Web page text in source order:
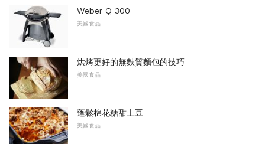
Weber Q 300
美國食品
烘烤更好的無麩質麵包的技巧
美國食品
蓬鬆棉花糖甜土豆
美國食品